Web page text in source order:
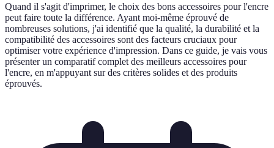
Quand il s'agit d'imprimer, le choix des bons accessoires pour l'encre
peut faire toute la différence. Ayant moi-même éprouvé de
nombreuses solutions, j'ai identifié que la qualité, la durabilité et la
compatibilité des accessoires sont des facteurs cruciaux pour
optimiser votre expérience d'impression. Dans ce guide, je vais vous
présenter un comparatif complet des meilleurs accessoires pour
l'encre, en m'appuyant sur des critères solides et des produits
éprouvés.